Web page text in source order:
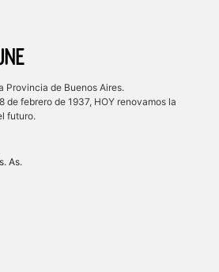
Provincia de Buenos Aires.
de febrero de 1937, HOY renovamos la
futuro.
As.